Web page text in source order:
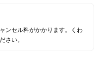
ンセル料がかかります。くわ
さい。